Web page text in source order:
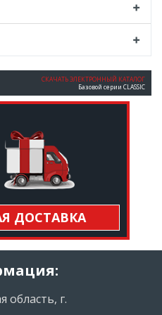
СКАЧАТЬ ЭЛЕКТРОННЫЙ КАТАЛОГ
Базовой серии CLASSIC
ДОСТАВКА
область, г.